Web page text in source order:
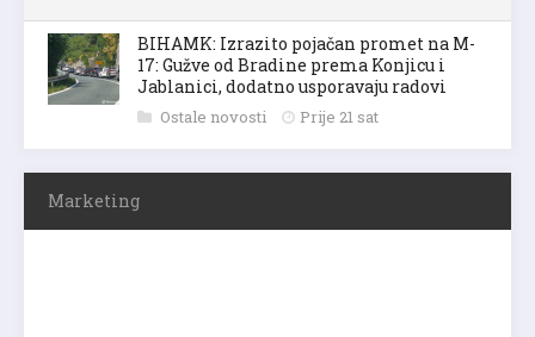
BIHAMK: Izrazito pojačan promet na M-
17: Gužve od Bradine prema Konjicu i
Jablanici, dodatno usporavaju radovi
Ostale novosti Prije 21 sat
Marketing